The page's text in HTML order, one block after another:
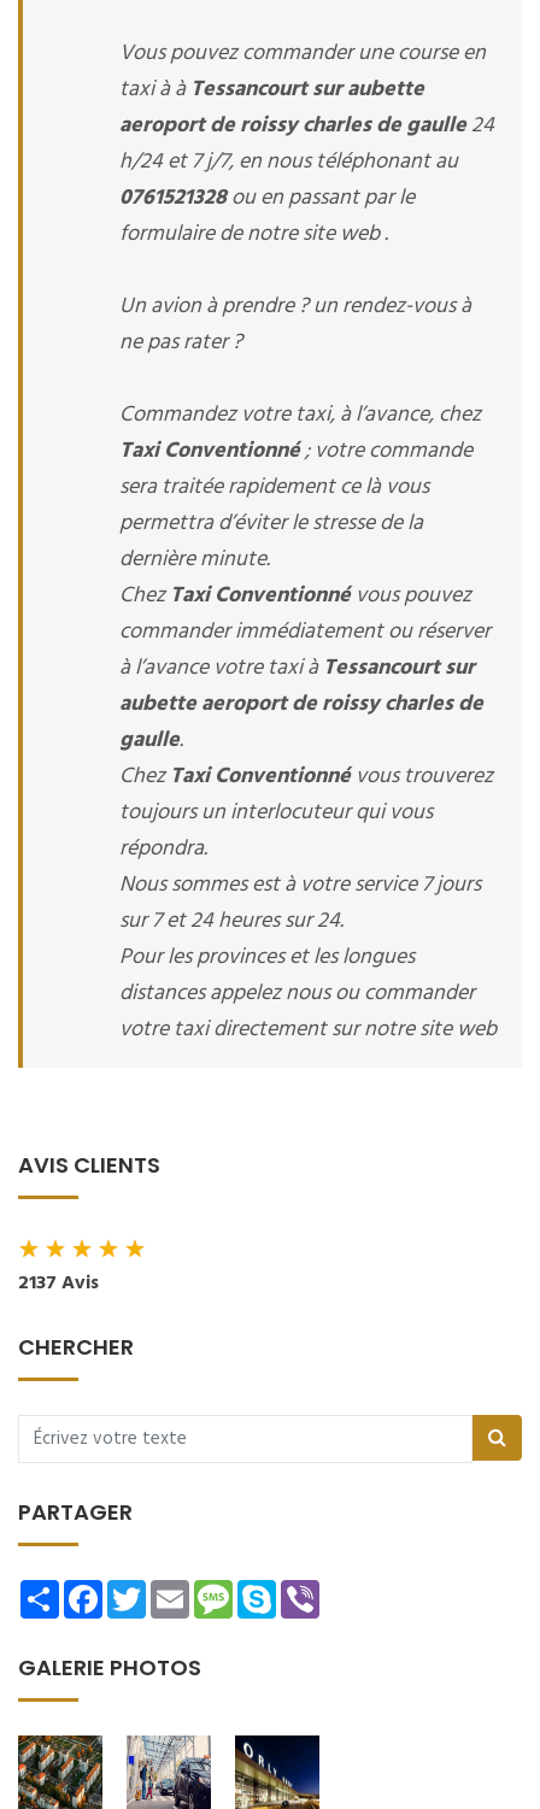
Vous pouvez commander une course en
taxi à à Tessancourt sur aubette
aeroport de roissy charles de gaulle24
h/24 et 7 j/7, en nous téléphonant au
0761521328ou en passant par le
formulaire de notre site web .
Un avion à prendre ? un rendez-vous à
ne pas rater ?
Commandez votre taxi, à l’avance, chez
Taxi Conventionné; votre commande
sera traitée rapidement ce là vous
permettra d’éviter le stresse de la
dernière minute.
ChezTaxi Conventionnévous pouvez
commander immédiatement ou réserver
à l’avance votre taxi à Tessancourt sur
aubette aeroport de roissy charles de
gaulle.
ChezTaxi Conventionnévous trouverez
toujours un interlocuteur qui vous
répondra.
Nous sommes est à votre service 7 jours
sur 7 et 24 heures sur 24.
Pour les provinces et les longues
distances appelez nous ou commander
votre taxi directement sur notre site web
AVIS CLIENTS
★★★★★
2137 Avis
CHERCHER
PARTAGER
ShareFacebookTwitterEmailMessage
Skype
GALERIE PHOTOS